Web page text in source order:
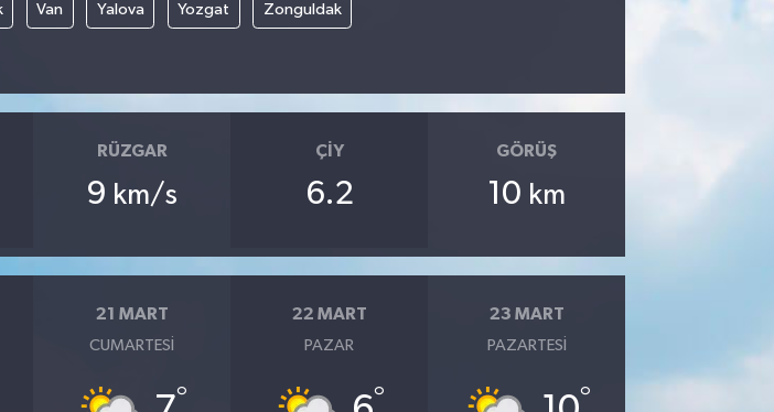
Van Yalova Yozgat Zonguldak
RÜZGAR
9 km/s
ÇIY
6.2
GÖRÜŞ
10 km
21 MART
CUMARTESI
°
22 MART
PAZAR
°
23 MART
PAZARTESI
°